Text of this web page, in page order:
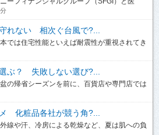
れない 相次ぐ台風で?...
では住宅性能といえば耐震性が重視されてき
ぶ？ 失敗しない選び?...
の帰省シーズンを前に、百貨店や専門店では
化粧品各社が競う角?...
線や汗、冷房による乾燥など、夏は肌への負